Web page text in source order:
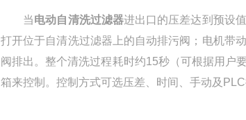
当电动自清洗过滤器进出口的压差达到预设
打开位于自清洗过滤器上的自动排污阀；电机带
阀排出。整个清洗过程耗时约15秒（可根据用户
箱来控制。控制方式可选压差、时间、手动及PLC